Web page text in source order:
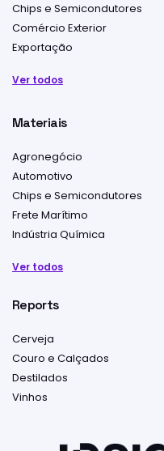
Chips e Semicondutores
Comércio Exterior
Exportação
Ver todos
Materiais
Agronegócio
Automotivo
Chips e Semicondutores
Frete Marítimo
Indústria Química
Ver todos
Reports
Cerveja
Couro e Calçados
Destilados
Vinhos